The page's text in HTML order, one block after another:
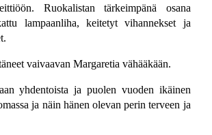
Ruokalistan tärkeimpänä osana
lampaanliha, keitetyt vihannekset ja
vaivaavan Margaretia vähääkään.
yhdentoista ja puolen vuoden ikäinen
ja näin hänen olevan perin terveen ja